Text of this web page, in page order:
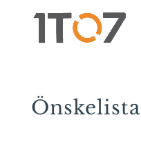
Önskelista